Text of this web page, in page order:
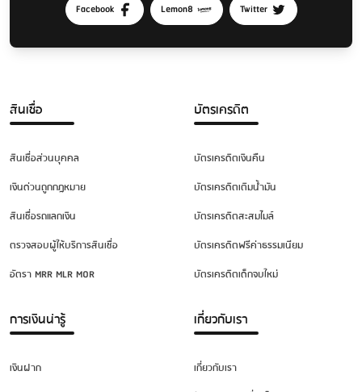
Facebook Lemon8 Twitter
สินเชื่อ
สินเชื่อส่วนบุคคล
เงินด่วนถูกกฎหมาย
สินเชื่อรถแลกเงิน
ตรวจสอบผู้ให้บริการสินเชื่อ
อัตรา MRR MLR MOR
บัตรเครดิต
บัตรเครดิตเงินคืน
บัตรเครดิตเติมน้ำมัน
บัตรเครดิตสะสมไมล์
บัตรเครดิตฟรีค่าธรรมเนียม
บัตรเครดิตเด็กจบใหม่
การเงินน่ารู้
เงินฝาก
เกี่ยวกับเรา
เกี่ยวกับเรา